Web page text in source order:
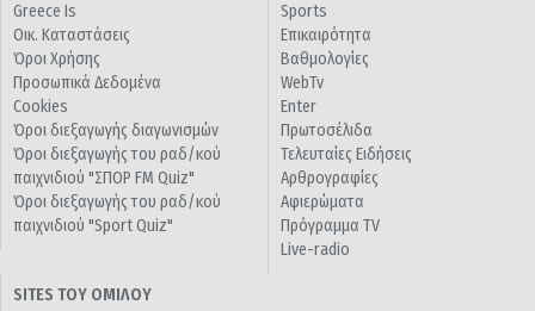
Greece Is
Οικ. Καταστάσεις
Όροι Χρήσης
Προσωπικά Δεδομένα
Cookies
Όροι διεξαγωγής διαγωνισμών
Όροι διεξαγωγής του ραδ/κού
παιχνιδιού "ΣΠΟΡ FM Quiz"
Όροι διεξαγωγής του ραδ/κού
παιχνιδιού "Sport Quiz"
Sports
Επικαιρότητα
Βαθμολογίες
WebTv
Enter
Πρωτοσέλιδα
Τελευταίες Ειδήσεις
Αρθρογραφίες
Αφιερώματα
Πρόγραμμα TV
Live-radio
SITES ΤΟΥ ΟΜΙΛΟΥ